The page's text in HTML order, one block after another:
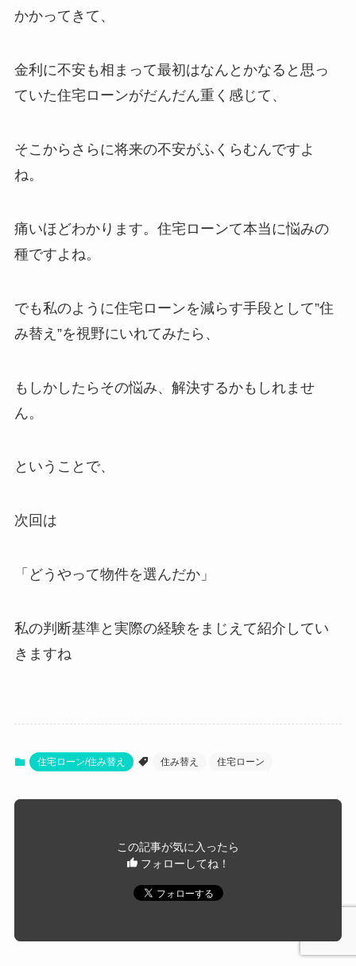
かかってきて、
金利に不安も相まって最初はなんとかなると思っ
ていた住宅ローンがだんだん重く感じて、
そこからさらに将来の不安がふくらむんですよ
ね。
痛いほどわかります。住宅ローンて本当に悩みの
種ですよね。
でも私のように住宅ローンを減らす手段として”住
み替え”を視野にいれてみたら、
もしかしたらその悩み、解決するかもしれませ
ん。
ということで、
次回は
「どうやって物件を選んだか」
私の判断基準と実際の経験をまじえて紹介してい
きますね
住宅ローン/住み替え 住み替え 住宅ローン
この記事が気に入ったら
フォローしてね！